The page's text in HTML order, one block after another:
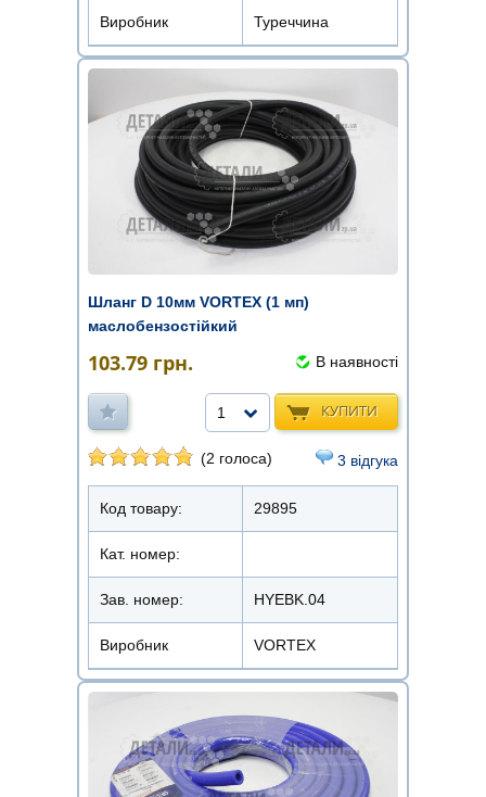
Виробник Туреччина
Шланг D 10мм VORTEX (1 мп)
маслобензостійкий
103.79 грн. В наявності
КУПИТИ
1
(2 голоса) 3 відгука
Код товару: 29895
Кат. номер:
Зав. номер: HYEBK.04
Виробник VORTEX